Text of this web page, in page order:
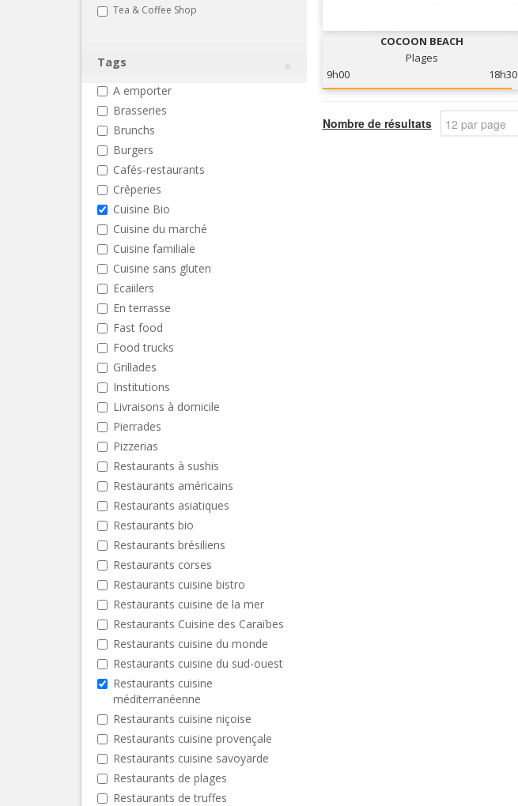
Tea & Coffee Shop
Tags
A emporter
Brasseries
Brunchs
Burgers
Cafés-restaurants
Crêperies
Cuisine Bio
Cuisine du marché
Cuisine familiale
Cuisine sans gluten
Ecaiilers
En terrasse
Fast food
Food trucks
Grillades
Institutions
Livraisons à domicile
Pierrades
Pizzerias
Restaurants à sushis
Restaurants américains
Restaurants asiatiques
Restaurants bio
Restaurants brésiliens
Restaurants corses
Restaurants cuisine bistro
Restaurants cuisine de la mer
Restaurants Cuisine des Caraïbes
Restaurants cuisine du monde
Restaurants cuisine du sud-ouest
Restaurants cuisine
méditerranéenne
Restaurants cuisine niçoise
Restaurants cuisine provençale
Restaurants cuisine savoyarde
Restaurants de plages
Restaurants de truffes
COCOON BEACH
Plages
9h00
18h30
Nombre de résultats 12 par page